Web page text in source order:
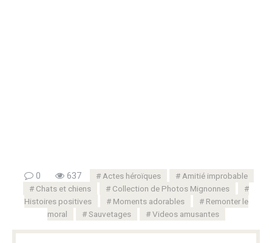
0 637 Actes héroïques
Amitié improbable
Chats et chiens
Collection de Photos Mignonnes
Histoires positives
Moments adorables
Remonter le
moral
Sauvetages Videos amusantes